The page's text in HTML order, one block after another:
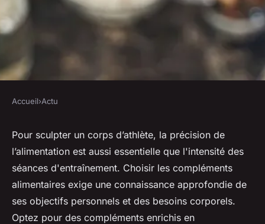
Choisir les compléments
alimentaires adaptés à votre
entraînement
antoine•14 mars 2024•3 min de lecture
Accueil›Actu
Pour sculpter un corps d’athlète, la précision de
l’alimentation est aussi essentielle que l'intensité des
séances d'entraînement. Choisir les compléments
alimentaires exige une connaissance approfondie de
ses objectifs personnels et des besoins corporels.
Optez pour des compléments enrichis en